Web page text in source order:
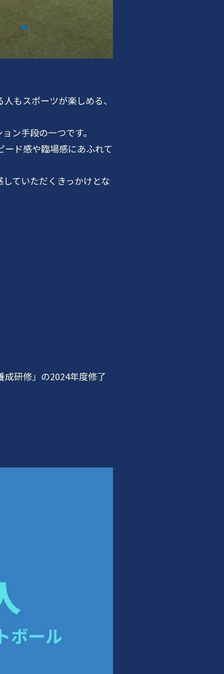
もスポーツが楽しめる、
ン手段の一つです。
ド感や臨場感にあふれて
ていただくきっかけとな
研修」の2024年度修了